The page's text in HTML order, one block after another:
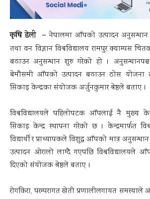
कृषि डेली – नेपालमा आँपको उत्पादन
तथा वन विज्ञान विश्वविद्यालय रामपुर क्याम्पस
बढाउन अनुसन्धान शुरु गरेको हो ।
बेमौसमी आँपको उत्पादन बढाउन ठोस योजना
सिकाइ केन्द्रका संयोजक अर्जुनकुमार श्रेष्ठले बताए ।
विश्वविद्यालयले पहिलोपटक आँपलाई नै मुख्य
सिकाइ केन्द्र स्थापना गरेको छ । केन्द्रमार्फत
विद्यार्थी र प्राध्यापकले विशुद्ध आँपको मात्र
उत्पादन ओरालो लाग्दै गएपछि विश्वविद्यालयले
दिएको संयोजक श्रेष्ठले बताए ।
रोगकिरा, परम्परागत खेती प्रणालीलगायत